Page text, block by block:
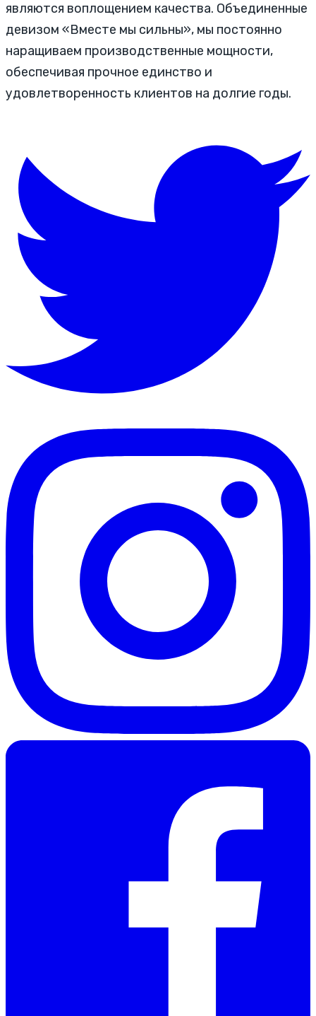
являются воплощением качества. Объединенные
девизом «Вместе мы сильны», мы постоянно
наращиваем производственные мощности,
обеспечивая прочное единство и
удовлетворенность клиентов на долгие годы.